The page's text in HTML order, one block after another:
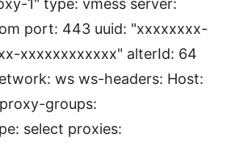
1" type: vmess server:
port: 443 uuid: "xxxxxxxx-
xxxxxxxxxxxx" alterId: 64
ws ws-headers: Host:
groups:
select proxies: